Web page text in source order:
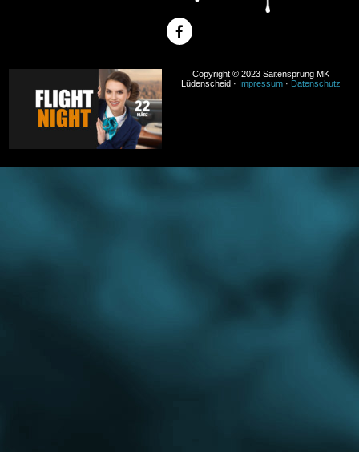
Copyright © 2023 Saitensprung MK
Lüdenscheid · Impressum · Datenschutz